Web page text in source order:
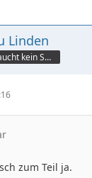
Linden
Hat und braucht kein Smartphone!
zum Teil ja.